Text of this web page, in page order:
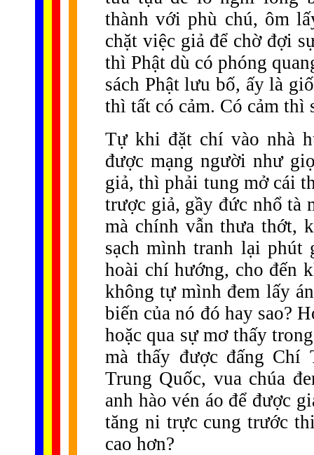
thành với phù chú, ôm
chặt việc giả để chờ đợi
thì Phật dù có phóng
sách Phật lưu bố, ấy là
thì tất có cảm. Có cảm thì
Tự khi đặt chí vào nhà
được mạng người như
giả, thì phải tung mở cái
trược giả, gầy đức nhổ tà
mà chính vẫn thưa thớt,
sạch mình tranh lại phút
hoài chí hướng, cho đến
không tự mình đem lấy
biến của nó đó hay sao?
hoặc qua sự mơ thấy
mà thấy được đấng Chí
Trung Quốc, vua chúa
anh hào vén áo để được
tăng ni trực cung trước
cao hơn?